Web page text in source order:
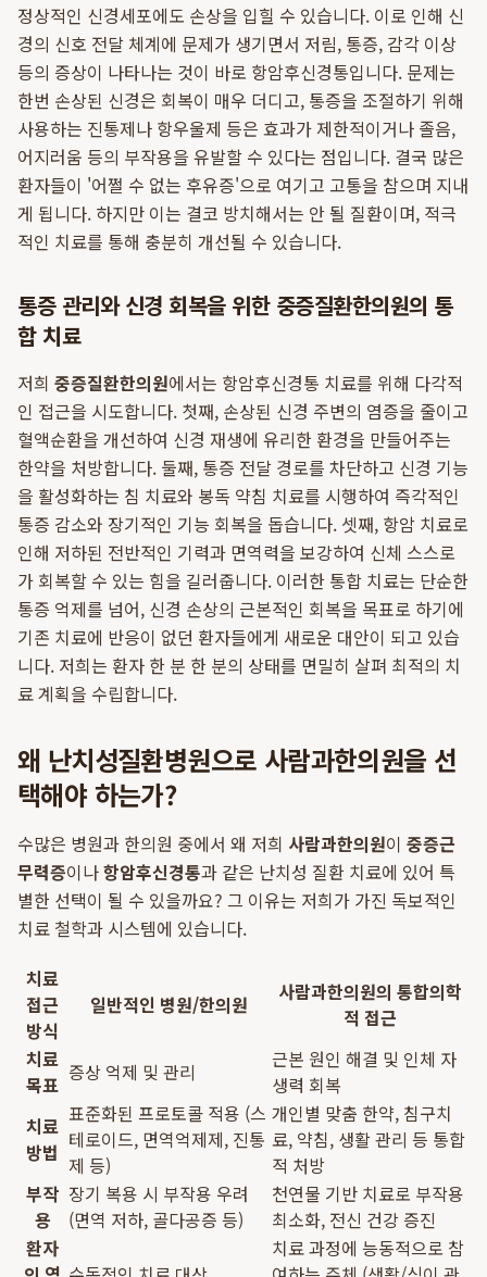
정상적인 신경세포에도 손상을 입힐 수 있습니다. 이로 인해 신
경의 신호 전달 체계에 문제가 생기면서 저림, 통증, 감각 이상
등의 증상이 나타나는 것이 바로 항암후신경통입니다. 문제는
한번 손상된 신경은 회복이 매우 더디고, 통증을 조절하기 위해
사용하는 진통제나 항우울제 등은 효과가 제한적이거나 졸음,
어지러움 등의 부작용을 유발할 수 있다는 점입니다. 결국 많은
환자들이 '어쩔 수 없는 후유증'으로 여기고 고통을 참으며 지내
게 됩니다. 하지만 이는 결코 방치해서는 안 될 질환이며, 적극
적인 치료를 통해 충분히 개선될 수 있습니다.
통증 관리와 신경 회복을 위한 중증질환한의원의 통
합 치료
저희 중증질환한의원에서는 항암후신경통 치료를 위해 다각적
인 접근을 시도합니다. 첫째, 손상된 신경 주변의 염증을 줄이고
혈액순환을 개선하여 신경 재생에 유리한 환경을 만들어주는
한약을 처방합니다. 둘째, 통증 전달 경로를 차단하고 신경 기능
을 활성화하는 침 치료와 봉독 약침 치료를 시행하여 즉각적인
통증 감소와 장기적인 기능 회복을 돕습니다. 셋째, 항암 치료로
인해 저하된 전반적인 기력과 면역력을 보강하여 신체 스스로
가 회복할 수 있는 힘을 길러줍니다. 이러한 통합 치료는 단순한
통증 억제를 넘어, 신경 손상의 근본적인 회복을 목표로 하기에
기존 치료에 반응이 없던 환자들에게 새로운 대안이 되고 있습
니다. 저희는 환자 한 분 한 분의 상태를 면밀히 살펴 최적의 치
료 계획을 수립합니다.
왜 난치성질환병원으로 사람과한의원을 선
택해야 하는가?
수많은 병원과 한의원 중에서 왜 저희 사람과한의원이 중증근
무력증이나항암후신경통과 같은 난치성 질환 치료에 있어 특
별한 선택이 될 수 있을까요? 그 이유는 저희가 가진 독보적인
치료 철학과 시스템에 있습니다.
치료
접근
방식
일반적인 병원/한의원
사람과한의원의 통합의학
적 접근
치료
목표 증상 억제 및 관리
근본 원인 해결 및 인체 자
생력 회복
치료
방법
표준화된 프로토콜 적용 (스
테로이드, 면역억제제, 진통
제 등)
개인별 맞춤 한약, 침구치
료, 약침, 생활 관리 등 통합
적 처방
부작
용
장기 복용 시 부작용 우려
(면역 저하, 골다공증 등)
천연물 기반 치료로 부작용
최소화, 전신 건강 증진
환자
치료 과정에 능동적으로 참